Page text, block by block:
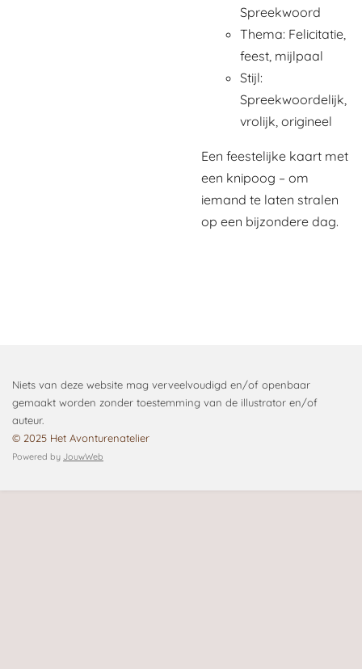
Spreekwoord
Thema: Felicitatie,
feest, mijlpaal
Stijl:
Spreekwoordelijk,
vrolijk, origineel
Een feestelijke kaart met
een knipoog – om
iemand te laten stralen
op een bijzondere dag.
Niets van deze website mag verveelvoudigd en/of openbaar
gemaakt worden zonder toestemming van de illustrator en/of
auteur.
© 2025 Het Avonturenatelier
Powered by JouwWeb